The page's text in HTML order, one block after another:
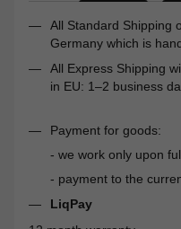
All Standard Shipping
Germany which is
All Express Shipping
in EU: 1–2 business
Payment for goods:
- we work only upon
- payment to the
LiqPay